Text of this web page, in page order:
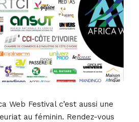
Web Festival c’est aussi une
au féminin. Rendez-vous